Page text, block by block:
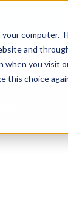
computer.
and
you visit
this choice